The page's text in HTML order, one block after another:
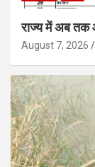
राज्य में अब तक
August 7, 2026